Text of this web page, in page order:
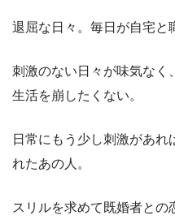
退屈な日々。毎日が自宅と
刺激のない日々が味気なく
生活を崩したくない。
日常にもう少し刺激があれ
れたあの人。
スリルを求めて既婚者との